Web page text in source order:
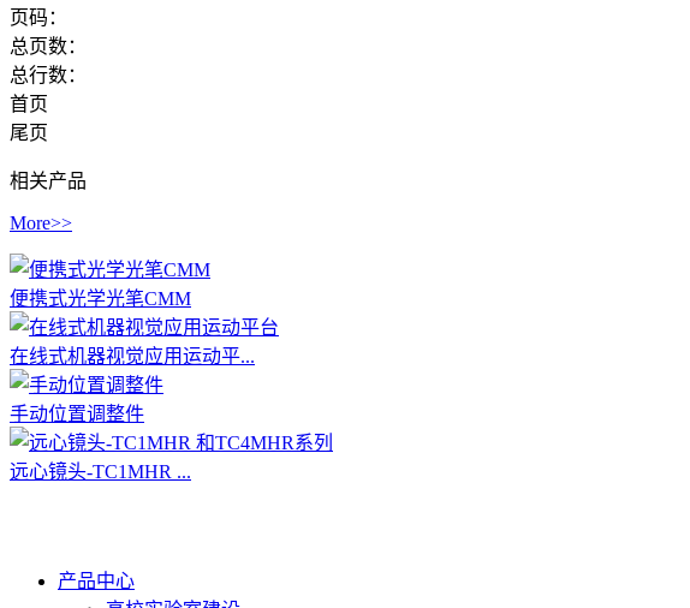
页码：
总页数：
总行数：
首页
尾页
相关产品
More>>
便携式光学光笔CMM
在线式机器视觉应用运动平...
手动位置调整件
远心镜头-TC1MHR ...
产品中心